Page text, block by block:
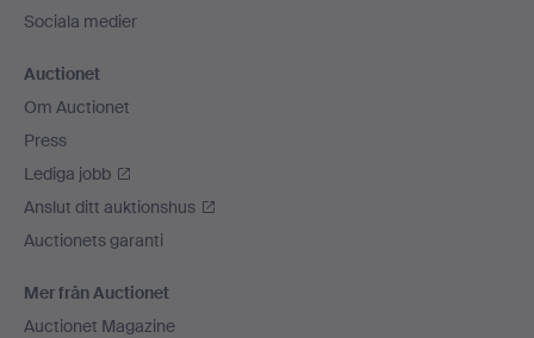
Sociala medier
Auctionet
Om Auctionet
Press
Lediga jobb
Anslut ditt auktionshus
Auctionets garanti
Mer från Auctionet
Auctionet Magazine